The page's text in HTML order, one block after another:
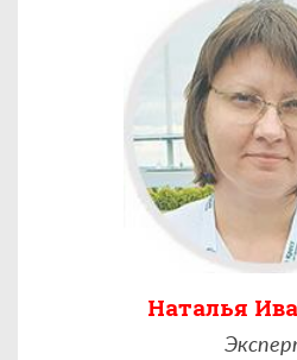
Наталья